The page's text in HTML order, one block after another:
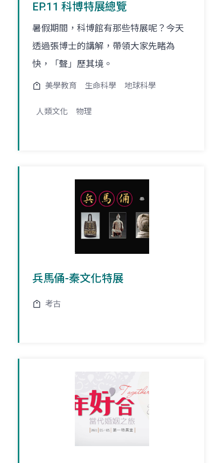
EP.11 科博特展總覽
暑假期間，科博館有那些特展呢？今天
透過張博士的講解，帶領大家先睹為
快，「聲」歷其境。
美學教育 生命科學 地球科學
人類文化 物理
兵馬俑-秦文化特展
考古